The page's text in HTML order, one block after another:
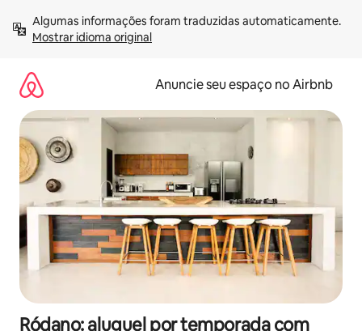
para
Mostrar idioma original
Anuncie seu espaço no Airbnb
Ródano: aluguel por temporada com